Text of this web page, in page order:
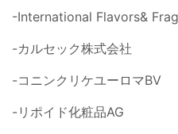
-International Flavors&
-カルセック株式会社
-コニンクリケユーロマBV
-リポイド化粧品AG